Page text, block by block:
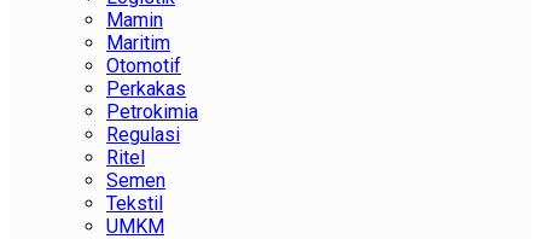
Mamin
Maritim
Otomotif
Perkakas
Petrokimia
Regulasi
Ritel
Semen
Tekstil
UMKM